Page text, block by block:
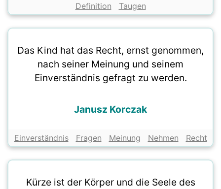
Definition Taugen
Das Kind hat das Recht, ernst genommen,
nach seiner Meinung und seinem
Einverständnis gefragt zu werden.
Janusz Korczak
Einverständnis Fragen Meinung Nehmen Recht
Kürze ist der Körper und die Seele des